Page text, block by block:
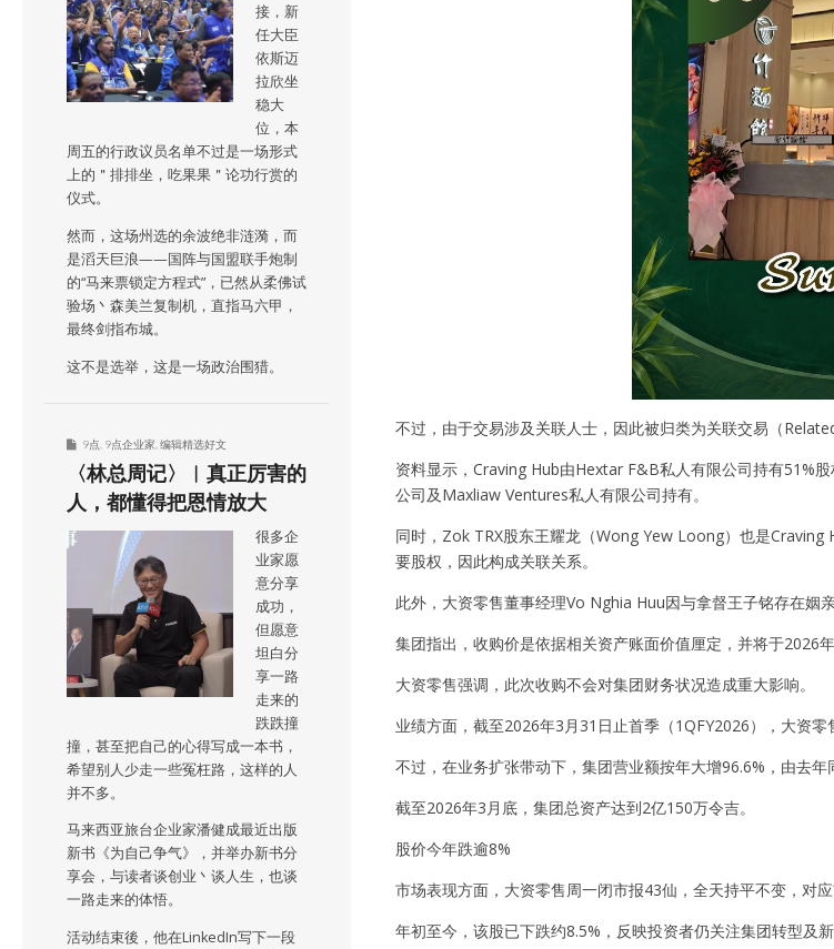
不过，由于交易涉及关联人士，因此被归类为关联交易（
资料显示，Craving Hub由Hextar F&B私人有限公司持有51%
公司及Maxliaw Ventures私人有限公司持有。
同时，Zok TRX股东王耀龙（Wong Yew Loong）也是
要股权，因此构成关联关系。
此外，大资零售董事经理Vo Nghia Huu因与拿督王子铭存在姻
集团指出，收购价是依据相关资产账面价值厘定，并将于2026
大资零售强调，此次收购不会对集团财务状况造成重大影响。
业绩方面，截至2026年3月31日止首季（1QFY2026），大资
不过，在业务扩张带动下，集团营业额按年大增96.6%，由去年
截至2026年3月底，集团总资产达到2亿150万令吉。
股价今年跌逾8%
市场表现方面，大资零售周一闭市报43仙，全天持平不变，对应
年初至今，该股已下跌约8.5%，反映投资者仍关注集团转型及新
接，新
任大臣
依斯迈
拉欣坐
稳大
位，本
周五的行政议员名单不过是一场形式
上的＂排排坐，吃果果＂论功行赏的
仪式。
然而，这场州选的余波绝非涟漪，而
是滔天巨浪——国阵与国盟联手炮制
的“马来票锁定方程式”，已然从柔佛试
验场丶森美兰复制机，直指马六甲，
最终剑指布城。
这不是选举，这是一场政治围猎。
9点 9点企业家 编辑精选好文
〈林总周记〉︱真正厉害的
人，都懂得把恩情放大
很多企
业家愿
意分享
成功，
但愿意
坦白分
享一路
走来的
跌跌撞
撞，甚至把自己的心得写成一本书，
希望别人少走一些冤枉路，这样的人
并不多。
马来西亚旅台企业家潘健成最近出版
新书《为自己争气》，并举办新书分
享会，与读者谈创业丶谈人生，也谈
一路走来的体悟。
活动结束後，他在LinkedIn写下一段